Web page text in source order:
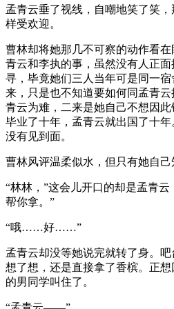
孟青云垂了视线，自嘲地笑了笑
样受欢迎。
曹林却将她那几不可察的动作看
青云和李执的事，虽然没有人正
寻，毕竟她们三人当年可是同一
来，只是也不知道要如何同孟青
青云为难，二来是她自己不想因
毕业了十年，孟青云就出国了十
没有见到面。
曹林风评温柔似水，但只有她自己
“林林，”这会儿开口的却是孟青
帮你拿。”
“哦……好……”
孟青云却没等她说完就转了身。
想了想，还是直接拿了香槟。正
的男同学叫住了。